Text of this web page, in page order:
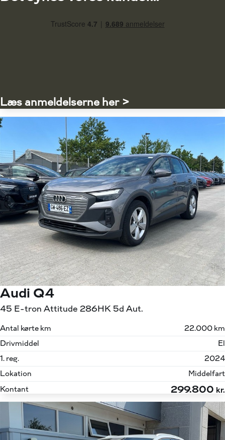
Læs anmeldelserne her >
Audi Q4
45 E-tron Attitude 286HK 5d Aut.
Antal kørte km
22.000 km
Drivmiddel
El
1. reg.
2024
Lokation
Middelfart
Kontant
299.800 kr.